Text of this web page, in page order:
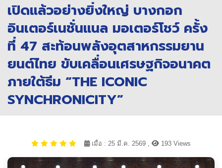
เปิดแล้วอย่างยิ่งใหญ่ บางกอก
อินเตอร์เนชั่นแนล มอเตอร์โชว์ ครั้ง
ที่ 47 สะท้อนพลังอุตสาหกรรมยาน
ยนต์ไทย ขับเคลื่อนเศรษฐกิจอนาคต
ภายใต้ธีม “THE ICONIC
SYNCHRONICITY”
เมื่อ : 25 มี.ค. 2569 , 193 Views